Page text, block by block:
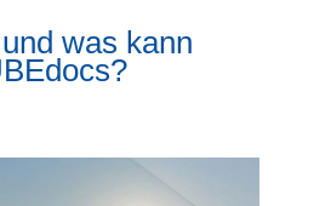
was kann